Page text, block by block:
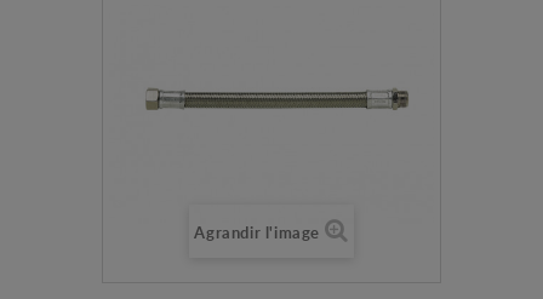
Agrandir l'image